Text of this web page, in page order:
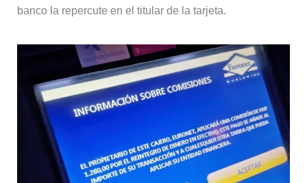
banco la repercute en el titular de la tarjeta.